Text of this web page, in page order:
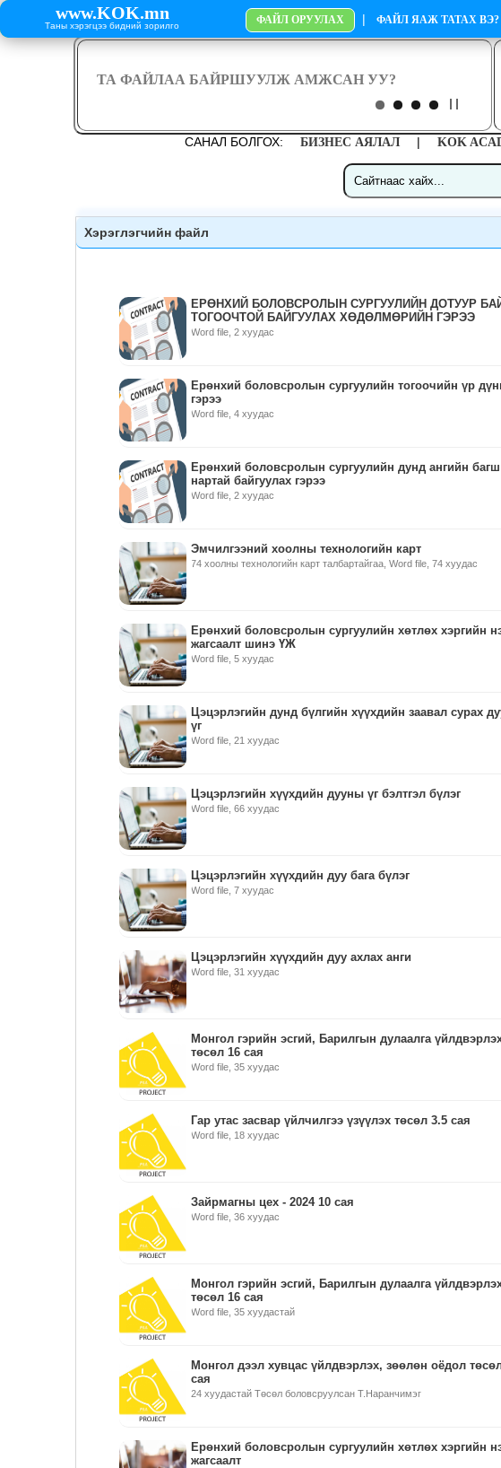
www.KOK.mn
Таны хэрэгцээ бидний зорилго ФАЙЛ ОРУУЛАХ | ФАЙЛ ЯАЖ ТАТАХ ВЭ?
САНАЛ БОЛГОХ: БИЗНЕС АЯЛАЛ | KOK
Хэрэглэгчийн файл
ЕРӨНХИЙ БОЛОВСРОЛЫН СУРГУУЛИЙН ДОТУУР
ТОГООЧТОЙ БАЙГУУЛАХ ХӨДӨЛМӨРИЙН ГЭРЭЭ
Word file, 2 хуудас
Ерөнхий боловсролын сургуулийн тогоочийн үр
гэрээ
Word file, 4 хуудас
Ерөнхий боловсролын сургуулийн дунд ангийн багш
нартай байгуулах гэрээ
Word file, 2 хуудас
Эмчилгээний хоолны технологийн карт
74 хоолны технологийн карт талбартайгаа, Word file, 74 хуудас
Ерөнхий боловсролын сургуулийн хөтлөх хэргийн
жагсаалт шинэ ҮЖ
Word file, 5 хуудас
Цэцэрлэгийн дунд бүлгийн хүүхдийн заавал сурах
үг
Word file, 21 хуудас
Цэцэрлэгийн хүүхдийн дууны үг бэлтгэл бүлэг
Word file, 66 хуудас
Цэцэрлэгийн хүүхдийн дуу бага бүлэг
Word file, 7 хуудас
Цэцэрлэгийн хүүхдийн дуу ахлах анги
Word file, 31 хуудас
Монгол гэрийн эсгий, Барилгын дулаалга
төсөл 16 сая
Word file, 35 хуудас
Гар утас засвар үйлчилгээ үзүүлэх төсөл 3.5 сая
Word file, 18 хуудас
Зайрмагны цех - 2024 10 сая
Word file, 36 хуудас
Монгол гэрийн эсгий, Барилгын дулаалга
төсөл 16 сая
Word file, 35 хуудастай
Монгол дээл хувцас үйлдвэрлэх, зөөлөн оёдол
сая
24 хуудастай Төсөл боловсруулсан Т.Наранчимэг
Ерөнхий боловсролын сургуулийн хөтлөх хэргийн
жагсаалт